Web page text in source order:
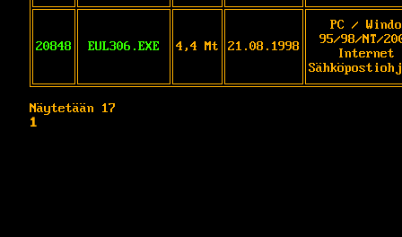
20848 EUL306.EXE 4,4 Mt 21.08.1998
PC /
95/98/NT/
Internet
Näytetään 17
1